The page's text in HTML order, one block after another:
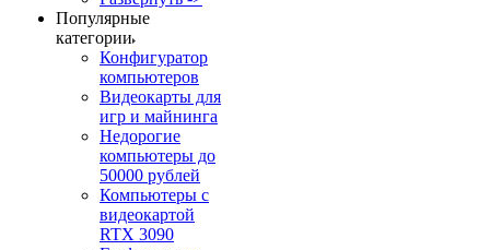
Популярные
категории
Конфигуратор
компьютеров
Видеокарты для
игр и майнинга
Недорогие
компьютеры до
50000 рублей
Компьютеры с
видеокартой
RTX 3090